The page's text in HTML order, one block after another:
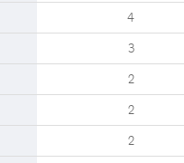
4
3
2
2
2